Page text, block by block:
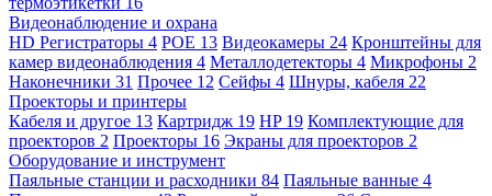
Видеонаблюдение и охрана
HD Регистраторы 4 POE 13 Видеокамеры 24 Кронштейны для
камер видеонаблюдения 4 Металлодетекторы 4 Микрофоны 2
Наконечники 31 Прочее 12 Сейфы 4 Шнуры, кабеля 22
Проекторы и принтеры
Кабеля и другое 13 Картридж 19 HP 19 Комплектующие для
проекторов 2 Проекторы 16 Экраны для проекторов 2
Оборудование и инструмент
Паяльные станции и расходники 84 Паяльные ванные 4